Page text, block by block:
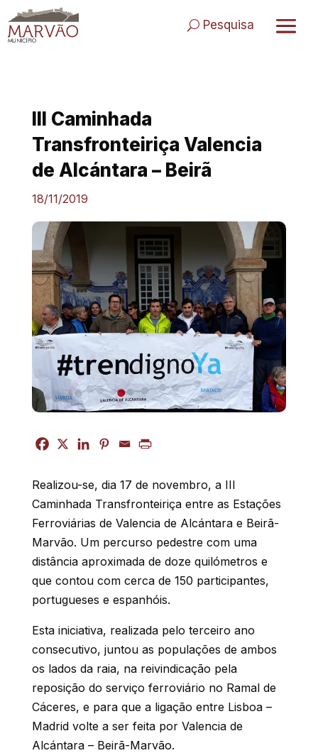
to
content
Pesquisa
III Caminhada
Transfronteiriça Valencia
de Alcántara – Beirã
18/11/2019
Realizou-se, dia 17 de novembro, a III
Caminhada Transfronteiriça entre as Estações
Ferroviárias de Valencia de Alcántara e Beirã-
Marvão. Um percurso pedestre com uma
distância aproximada de doze quilómetros e
que contou com cerca de 150 participantes,
portugueses e espanhóis.
Esta iniciativa, realizada pelo terceiro ano
consecutivo, juntou as populações de ambos
os lados da raia, na reivindicação pela
reposição do serviço ferroviário no Ramal de
Cáceres, e para que a ligação entre Lisboa –
Madrid volte a ser feita por Valencia de
Alcántara – Beirã-Marvão.